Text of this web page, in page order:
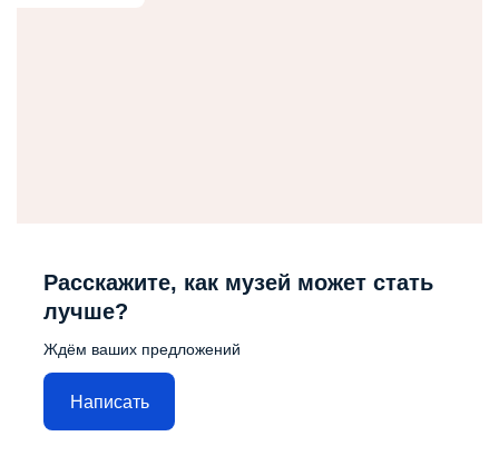
Расскажите, как музей может стать
лучше?
Ждём ваших предложений
Написать